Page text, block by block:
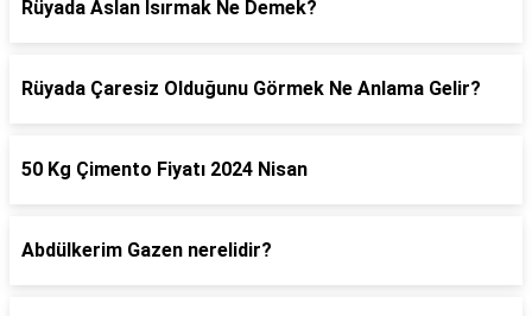
Rüyada Aslan Isırmak Ne Demek?
Rüyada Çaresiz Olduğunu Görmek Ne Anlama Gelir?
50 Kg Çimento Fiyatı 2024 Nisan
Abdülkerim Gazen nerelidir?